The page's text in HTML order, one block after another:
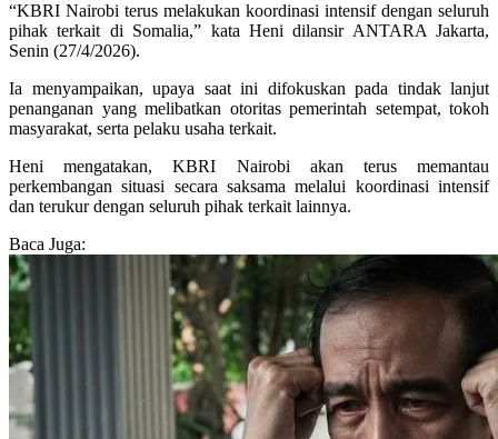
“KBRI Nairobi terus melakukan koordinasi intensif dengan seluruh
pihak terkait di Somalia,” kata Heni dilansir ANTARA Jakarta,
Senin (27/4/2026).
Ia menyampaikan, upaya saat ini difokuskan pada tindak lanjut
penanganan yang melibatkan otoritas pemerintah setempat, tokoh
masyarakat, serta pelaku usaha terkait.
Heni mengatakan, KBRI Nairobi akan terus memantau
perkembangan situasi secara saksama melalui koordinasi intensif
dan terukur dengan seluruh pihak terkait lainnya.
Baca Juga: